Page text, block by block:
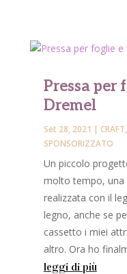
Pressa per
Dremel
Set 28, 2021 | CRAFT,
SPONSORIZZATO
Un piccolo
molto tempo, una
realizzata con il
legno, anche se
cassetto i miei
altro. Ora ho
leggi di più